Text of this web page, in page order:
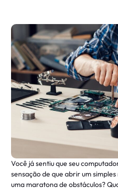
Você já sentiu que seu
sensação de que abrir um
uma maratona de obstáculos?